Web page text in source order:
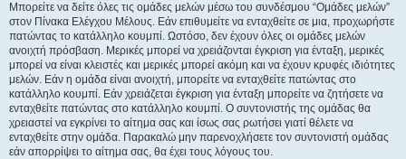
Μπορείτε να δείτε όλες τις ομάδες μελών μέσω του συνδέσμου “Ομάδες μελών”
στον Πίνακα Ελέγχου Μέλους. Εάν επιθυμείτε να ενταχθείτε σε μια, προχωρήστε
πατώντας το κατάλληλο κουμπί. Ωστόσο, δεν έχουν όλες οι ομάδες μελών
ανοιχτή πρόσβαση. Μερικές μπορεί να χρειάζονται έγκριση για ένταξη, μερικές
μπορεί να είναι κλειστές και μερικές μπορεί ακόμη και να έχουν κρυφές ιδιότητες
μελών. Εάν η ομάδα είναι ανοιχτή, μπορείτε να ενταχθείτε πατώντας στο
κατάλληλο κουμπί. Εάν χρειάζεται έγκριση για ένταξη μπορείτε να ζητήσετε να
ενταχθείτε πατώντας στο κατάλληλο κουμπί. Ο συντονιστής της ομάδας θα
χρειαστεί να εγκρίνει το αίτημα σας και ίσως σας ρωτήσει γιατί θέλετε να
ενταχθείτε στην ομάδα. Παρακαλώ μην παρενοχλήσετε τον συντονιστή ομάδας
εάν απορρίψει το αίτημα σας, θα έχει τους λόγους του.